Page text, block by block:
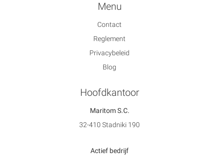
Menu
Contact
Reglement
Privacybeleid
Blog
Hoofdkantoor
Maritom S.C.
32-410 Stadniki 190
Actief bedrijf